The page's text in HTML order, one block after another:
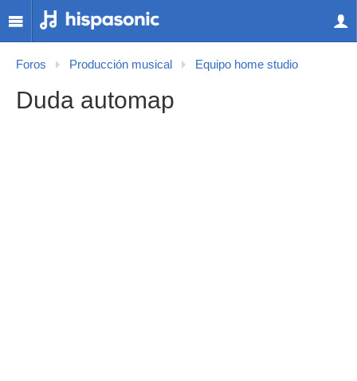
Foros Producción musical Equipo home studio
Duda automap